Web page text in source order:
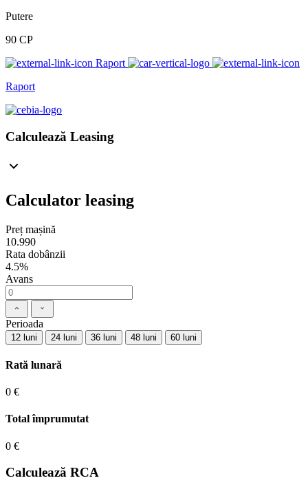
Putere
90 CP
Raport
Raport
Calculează Leasing
Calculator leasing
Preț mașină
10.990
Rata dobânzii
4.5%
Avans
Perioada
12 luni 24 luni 36 luni 48 luni 60 luni
Rată lunară
0 €
Total împrumutat
0 €
Calculează RCA